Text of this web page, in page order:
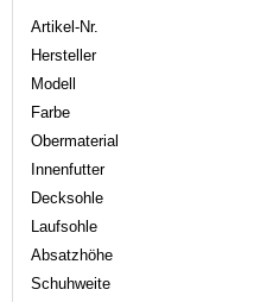
Artikel-Nr.
Hersteller
Modell
Farbe
Obermaterial
Innenfutter
Decksohle
Laufsohle
Absatzhöhe
Schuhweite